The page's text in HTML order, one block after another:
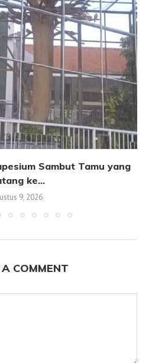
Sambut Tamu yang
ke...
9, 2026
COMMENT